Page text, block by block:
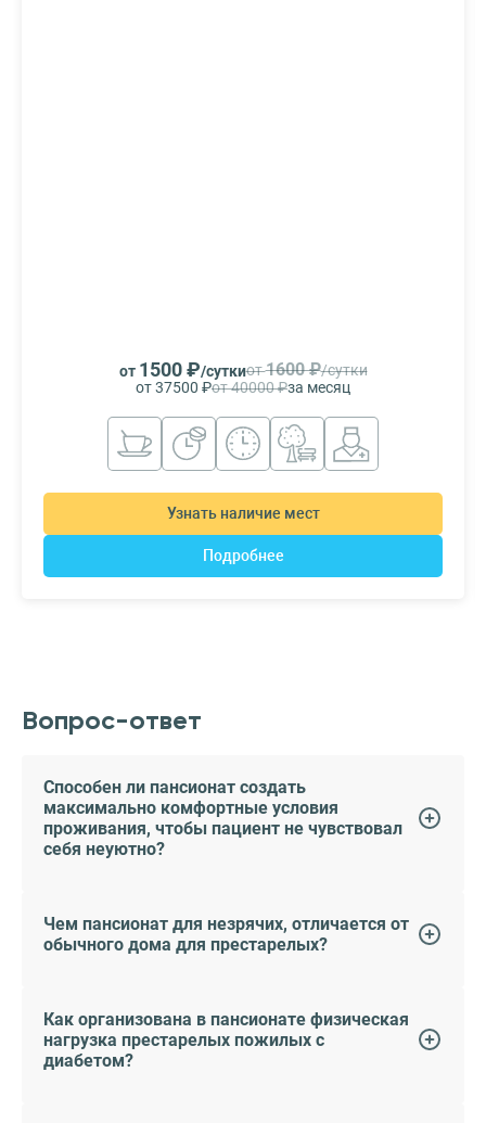
от 1500 ₽/суткиот1600 ₽/сутки
от 37500 ₽от 40000 ₽за месяц
Узнать наличие мест
Подробнее
Вопрос-ответ
Способен ли пансионат создать
максимально комфортные условия
проживания, чтобы пациент не чувствовал
себя неуютно?
Чем пансионат для незрячих, отличается от
обычного дома для престарелых?
Как организована в пансионате физическая
нагрузка престарелых пожилых с
диабетом?